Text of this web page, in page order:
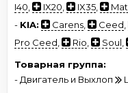
I40
IX20 IX35
- KIA: Carens Ceed
Pro Ceed
Rio Soul
Товарная группа:
- Двигатель и Выхлоп